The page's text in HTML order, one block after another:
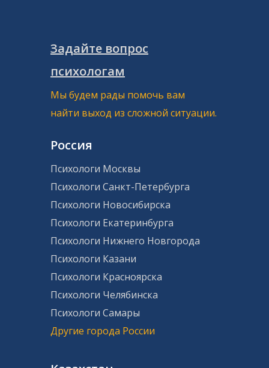
Задайте вопрос
психологам
Мы будем рады помочь вам
найти выход из сложной ситуации.
Россия
Психологи Москвы
Психологи Санкт-Петербурга
Психологи Новосибирска
Психологи Екатеринбурга
Психологи Нижнего Новгорода
Психологи Казани
Психологи Красноярска
Психологи Челябинска
Психологи Самары
Другие города России